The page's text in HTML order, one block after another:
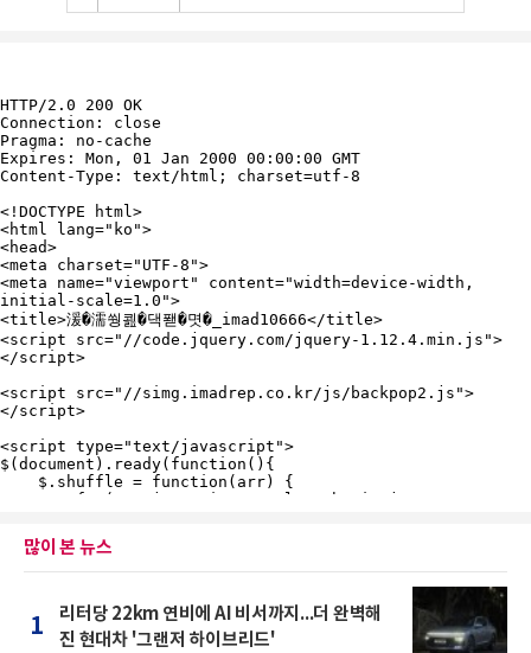
많이 본 뉴스
1
리터당 22km 연비에 AI 비서까지...더 완벽해
진 현대차 '그랜저 하이브리드'